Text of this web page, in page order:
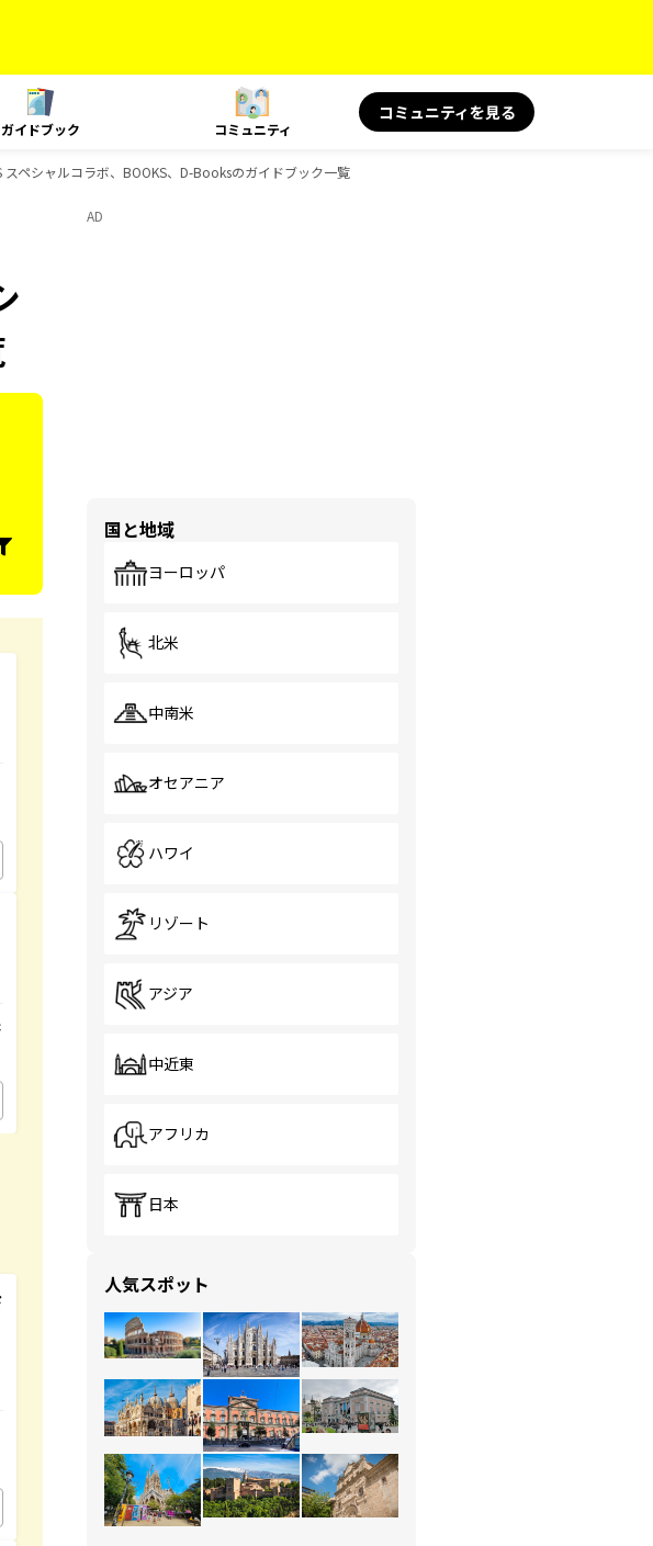
ガイドブック コミュニティ
コミュニティを見る
ペシャルコラボ、BOOKS、D-Booksのガイドブック一覧
AD
国と地域
ヨーロッパ
北米
中南米
オセアニア
ハワイ
リゾート
アジア
中近東
アフリカ
日本
人気スポット